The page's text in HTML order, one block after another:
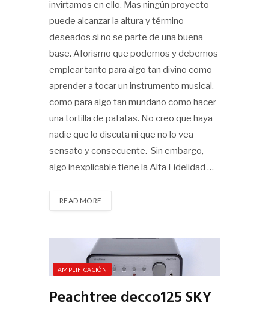
invirtamos en ello. Mas ningún proyecto
puede alcanzar la altura y término
deseados si no se parte de una buena
base. Aforismo que podemos y debemos
emplear tanto para algo tan divino como
aprender a tocar un instrumento musical,
como para algo tan mundano como hacer
una tortilla de patatas. No creo que haya
nadie que lo discuta ni que no lo vea
sensato y consecuente. Sin embargo,
algo inexplicable tiene la Alta Fidelidad …
READ MORE
AMPLIFICACIÓN
Peachtree decco125 SKY